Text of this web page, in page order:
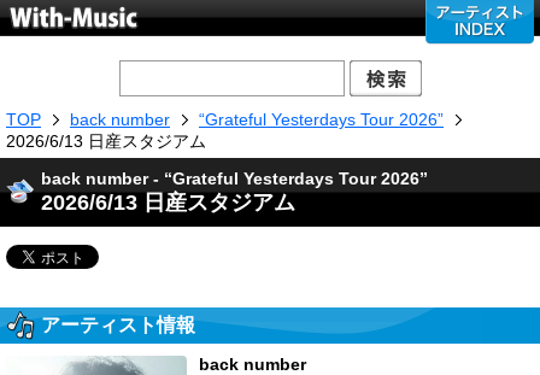
TOP back number
“Grateful Yesterdays Tour 2026”
2026/6/13 日産スタジアム
back number - “Grateful Yesterdays Tour 2026”
2026/6/13 日産スタジアム
アーティスト情報
back number